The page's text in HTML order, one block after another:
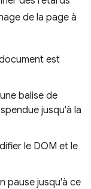
de la page à
est
balise de
jusqu'à la
le DOM et le
pause jusqu'à ce